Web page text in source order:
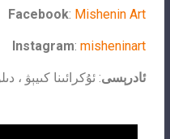
Facebook: Mishenin Art
Instagram:misheninart
ئادرېسى: ئۇكرائىنا كىيېۋ ،